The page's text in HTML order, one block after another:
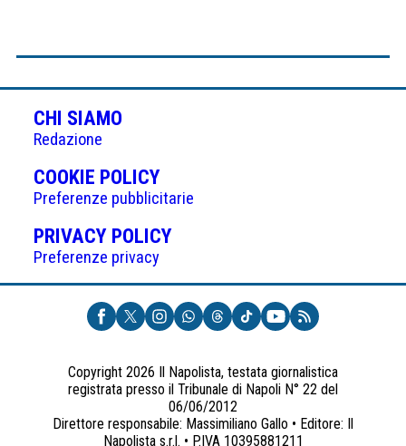
CHI SIAMO
Redazione
COOKIE POLICY(APRE
IN
UNA
NUOVA
Preferenze pubblicitarie
PRIVACY POLICY(APRE
UNA
NUOVA
SCHEDA)
Preferenze privacy
Copyright 2026 Il Napolista, testata giornalistica
registrata presso il Tribunale di Napoli N° 22 del
06/06/2012
Direttore responsabile: Massimiliano Gallo • Editore: Il
Napolista s.r.l. • P.IVA 10395881211